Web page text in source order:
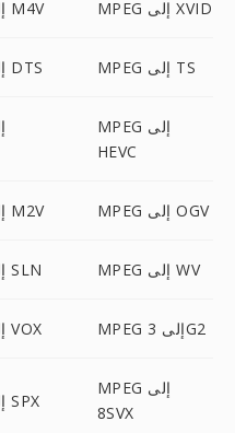
MPEG إلى M4V MPEG إلى XVID
MPEG إلى DTS MPEG إلى TS
MPEG إلى
HEVC
MPEG إلى M2V MPEG إلى OGV
MPEG إلى SLN MPEG إلى WV
MPEG إلى VOX MPEG إلى 3G2
MPEG إلى SPX
MPEG إلى
8SVX